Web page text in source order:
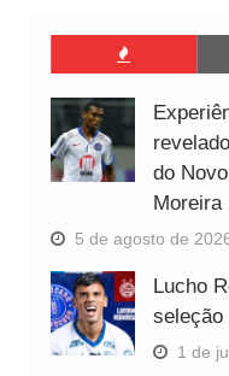
do
Moreira
5 de agosto de
Lucho
seleção
1 de